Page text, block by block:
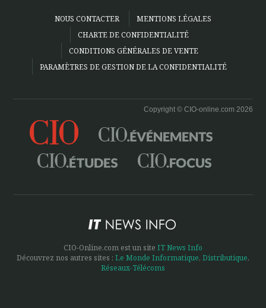
NOUS CONTACTER
MENTIONS LÉGALES
CHARTE DE CONFIDENTIALITÉ
CONDITIONS GÉNÉRALES DE VENTE
PARAMÈTRES DE GESTION DE LA CONFIDENTIALITÉ
Copyright © CIO-online.com 2026
CIO-Online.com est un site IT News Info
Découvrez nos autres sites : Le Monde Informatique, Distributique,
Réseaux-Télécoms